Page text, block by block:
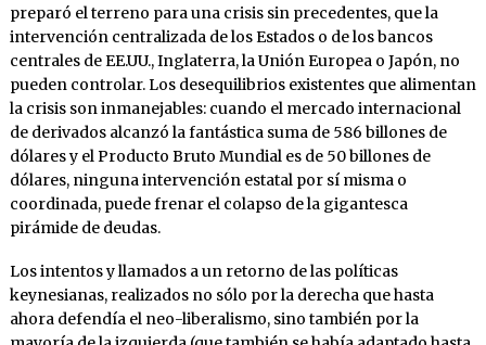
preparó el terreno para una crisis sin precedentes, que la
intervención centralizada de los Estados o de los bancos
centrales de EE.UU., Inglaterra, la Unión Europea o Japón, no
pueden controlar. Los desequilibrios existentes que alimentan
la crisis son inmanejables: cuando el mercado internacional
de derivados alcanzó la fantástica suma de 586 billones de
dólares y el Producto Bruto Mundial es de 50 billones de
dólares, ninguna intervención estatal por sí misma o
coordinada, puede frenar el colapso de la gigantesca
pirámide de deudas.
Los intentos y llamados a un retorno de las políticas
keynesianas, realizados no sólo por la derecha que hasta
ahora defendía el neo-liberalismo, sino también por la